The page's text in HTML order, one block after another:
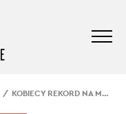
KOBIECY REKORD NA MARATONIE W NYT